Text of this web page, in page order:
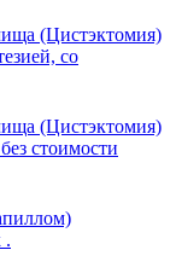
(Цистэктомия)
со
(Цистэктомия)
стоимости
.